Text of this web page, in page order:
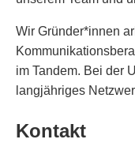
Wir Gründer*innen
im Tandem. Bei der
langjähriges
Kontakt